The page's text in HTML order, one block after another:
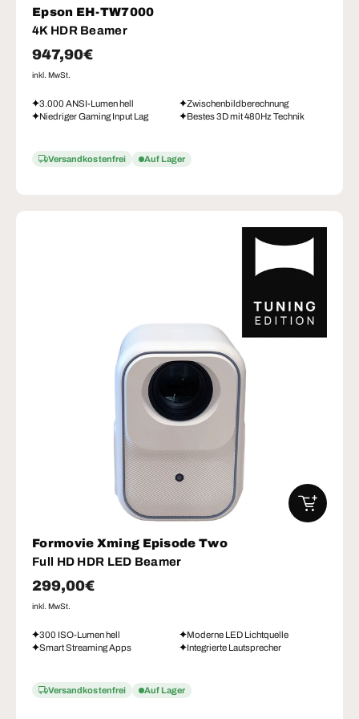
Epson EH-TW7000
4K HDR Beamer
Normaler Preis
947,90€
inkl. MwSt.
3.000 ANSI-Lumen hell
Zwischenbildberechnung
Niedriger Gaming Input Lag
Bestes 3D mit 480Hz Technik
Versandkostenfrei Auf Lager
Formovie Xming Episode Two
Full HD HDR LED Beamer
Normaler Preis
299,00€
inkl. MwSt.
300 ISO-Lumen hell
Moderne LED Lichtquelle
Smart Streaming Apps
Integrierte Lautsprecher
Versandkostenfrei Auf Lager
IN DEN